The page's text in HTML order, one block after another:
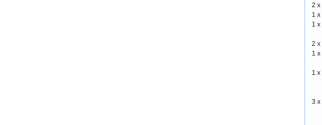
2 x
1 x
1 x
2 x
1 x
1 x
3 x